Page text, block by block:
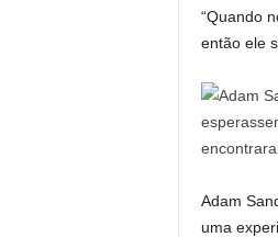
“Quando
então ele
Adam
uma